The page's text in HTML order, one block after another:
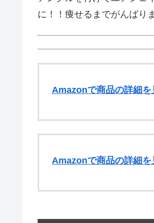
に！！痩せるまでがんばり
Amazonで商品の詳細を
Amazonで商品の詳細を